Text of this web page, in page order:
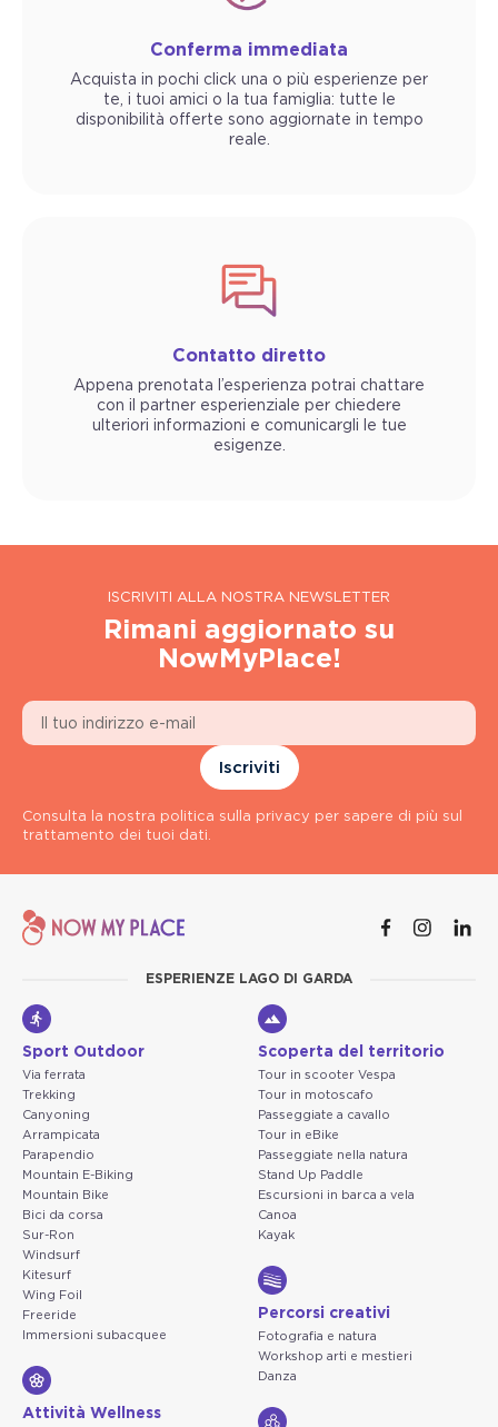
Conferma immediata
Acquista in pochi click una o più esperienze per
te, i tuoi amici o la tua famiglia: tutte le
disponibilità offerte sono aggiornate in tempo
reale.
Contatto diretto
Appena prenotata l’esperienza potrai chattare
con il partner esperienziale per chiedere
ulteriori informazioni e comunicargli le tue
esigenze.
ISCRIVITI ALLA NOSTRA NEWSLETTER
Rimani aggiornato su
NowMyPlace!
Iscriviti
Consulta la nostra politica sulla privacy per sapere di più sul
trattamento dei tuoi dati.
ESPERIENZE LAGO DI GARDA
Sport Outdoor
Via ferrata
Trekking
Canyoning
Arrampicata
Parapendio
Mountain E-Biking
Mountain Bike
Bici da corsa
Sur-Ron
Windsurf
Kitesurf
Wing Foil
Freeride
Immersioni subacquee
Attività Wellness
Scoperta del territorio
Tour in scooter Vespa
Tour in motoscafo
Passeggiate a cavallo
Tour in eBike
Passeggiate nella natura
Stand Up Paddle
Escursioni in barca a vela
Canoa
Kayak
Percorsi creativi
Fotografia e natura
Workshop arti e mestieri
Danza